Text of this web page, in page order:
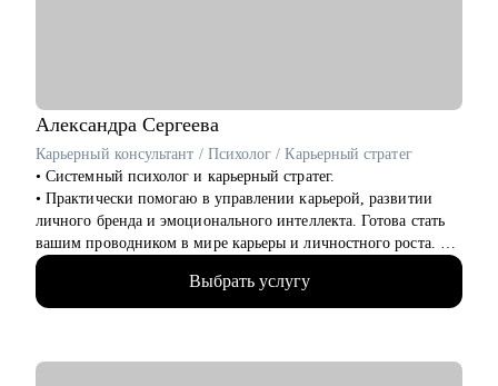
Александра Сергеева
Карьерный консультант / Психолог / Карьерный стратег
• Системный психолог и карьерный стратег.
• Практически помогаю в управлении карьерой, развитии
личного бренда и эмоционального интеллекта. Готова стать
вашим проводником в мире карьеры и личностного роста.
• 14+ в HR бизнес-партнёрстве крупных IT компаний,
фармкомпаний, авто и др.
• 18+ опыта в консультировании по профессиональной
Выбрать услугу